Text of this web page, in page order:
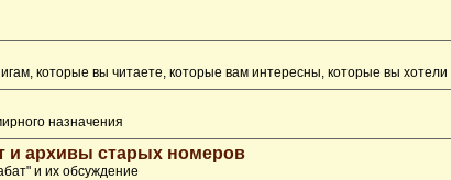
которые вы читаете, которые вам интересны, которые вы
назначения
и архивы старых номеров
и их обсуждение